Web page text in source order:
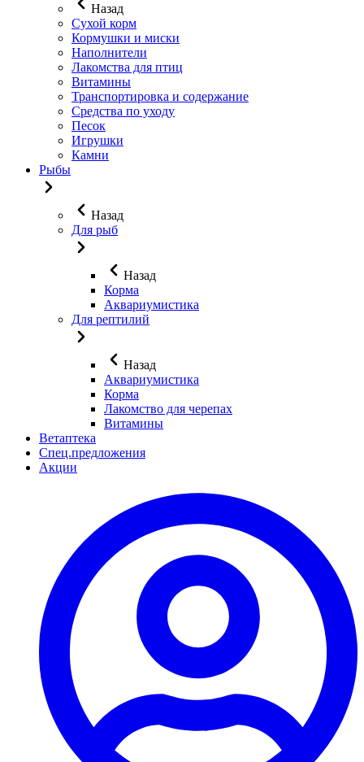
Назад
Сухой корм
Кормушки и миски
Наполнители
Лакомства для птиц
Витамины
Транспортировка и содержание
Средства по уходу
Песок
Игрушки
Камни
Рыбы
Назад
Для рыб
Назад
Корма
Аквариумистика
Для рептилий
Назад
Аквариумистика
Корма
Лакомство для черепах
Витамины
Ветаптека
Спец.предложения
Акции